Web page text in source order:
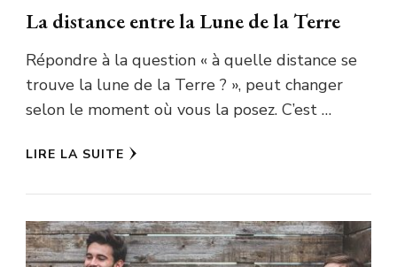
La distance entre la Lune de la Terre
Répondre à la question « à quelle distance se
trouve la lune de la Terre ? », peut changer
selon le moment où vous la posez. C’est …
LIRE LA SUITE